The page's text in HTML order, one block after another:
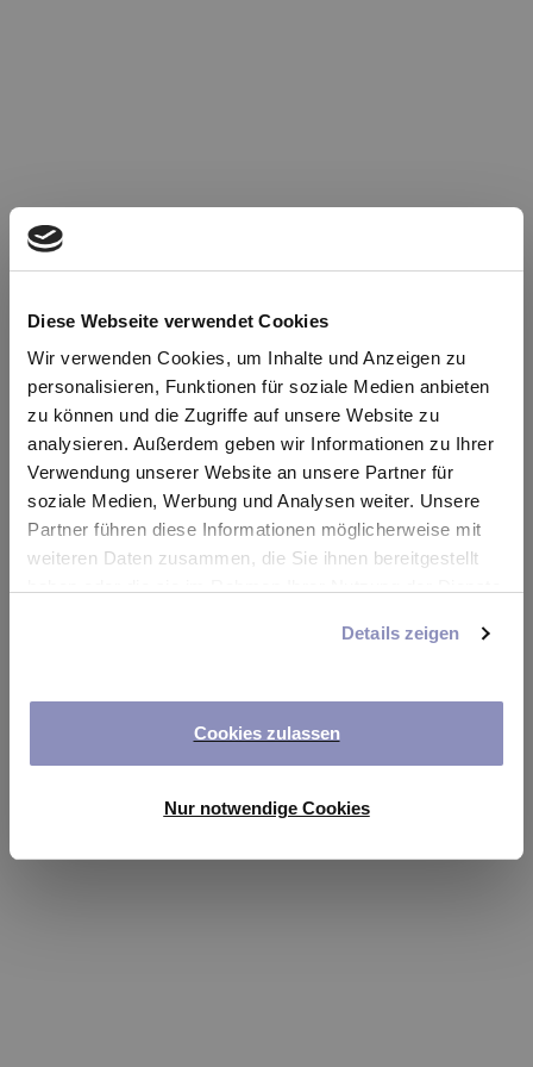
Diese Webseite verwendet Cookies
Wir verwenden Cookies, um Inhalte und Anzeigen zu
personalisieren, Funktionen für soziale Medien anbieten
zu können und die Zugriffe auf unsere Website zu
analysieren. Außerdem geben wir Informationen zu Ihrer
Verwendung unserer Website an unsere Partner für
soziale Medien, Werbung und Analysen weiter. Unsere
Partner führen diese Informationen möglicherweise mit
weiteren Daten zusammen, die Sie ihnen bereitgestellt
anpassen oder widerrufen. Weitere Details hierzu finden
Details zeigen
Cookies zulassen
Nur notwendige Cookies
Oops!
Something went wrong. Please try refreshing the
app
Refresh